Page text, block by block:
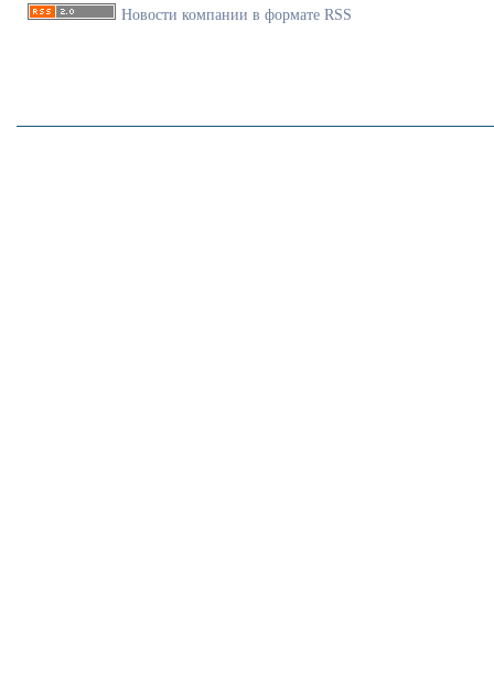
Новости компании в формате RSS